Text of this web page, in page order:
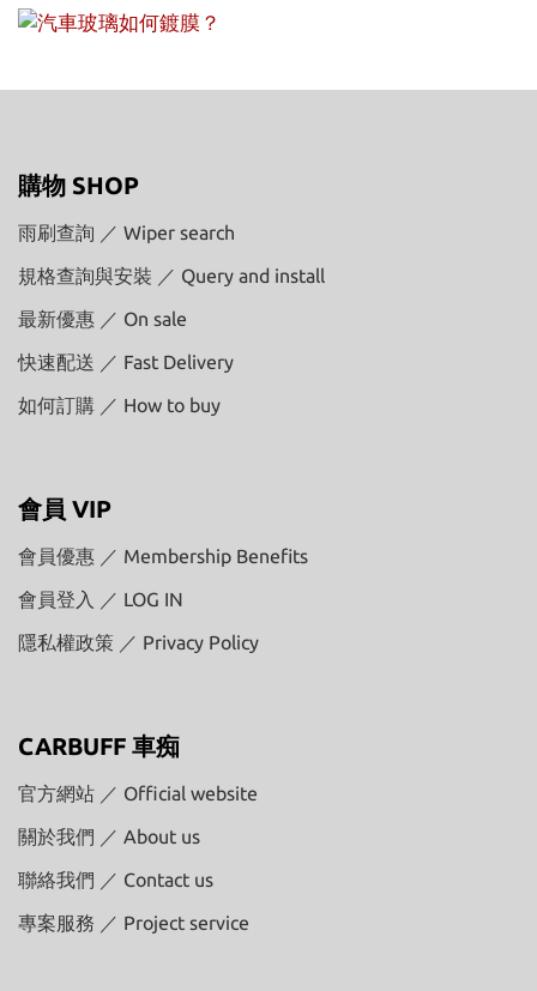
購物 SHOP
雨刷查詢 ／ Wiper search
規格查詢與安裝 ／ Query and install
最新優惠 ／ On sale
快速配送 ／ Fast Delivery
如何訂購 ／ How to buy
會員 VIP
會員優惠 ／ Membership Benefits
會員登入 ／ LOG IN
隱私權政策 ／ Privacy Policy
CARBUFF 車痴
官方網站 ／ Official website
關於我們 ／ About us
聯絡我們 ／ Contact us
專案服務 ／ Project service